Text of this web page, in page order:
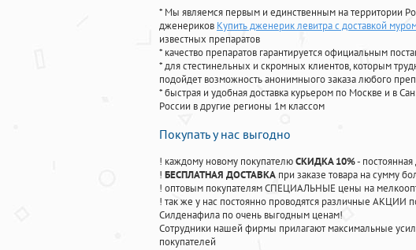
* Мы являемся первым и единственным на территории
дженериков Купить дженерик левитра с доставкой
известных препаратов
* качество препаратов гарантируется официальным
* для стестинельных и скромных клиентов, которым
подойдет возможность анонимныого заказа любого
* быстрая и удобная доставка курьером по Москве и в
России в другие регионы 1м классом
Покупать у нас выгодно
! каждому новому покупателюСКИДКА 10%-
! БЕСПЛАТНАЯ ДОСТАВКА при заказе товара на сумму
! оптовым покупателям СПЕЦИАЛЬНЫЕ цены на
! так же у нас постоянно проводятся различные АКЦИИ
Силденафила по очень выгодным ценам!
Cотрудники нашей фирмы прилагают максимальные
покупателей